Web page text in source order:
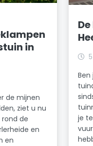
in
de mijnen
ziet u nu
de
en
en
je